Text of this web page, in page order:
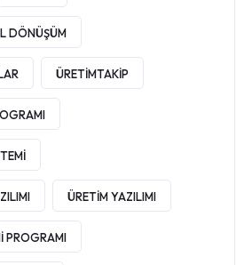
DÖNÜŞÜM
ÜRETIMTAKIP
ÜRETIM YAZILIMI
PROGRAMI